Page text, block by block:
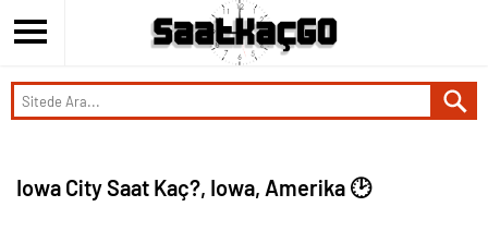
Iowa City Saat Kaç?, Iowa, Amerika 🕑